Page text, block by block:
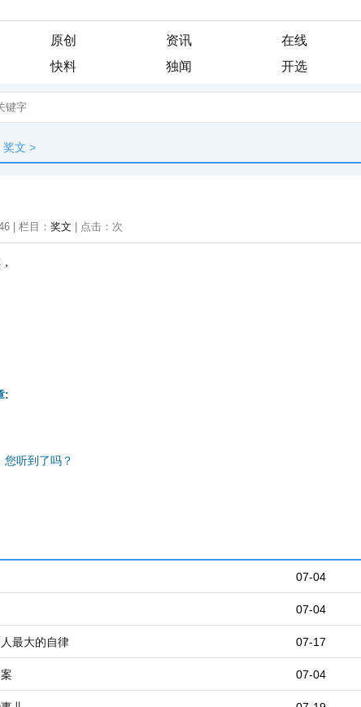
原创 资讯
在线
快料 独闻 开选
奖文 >
| 栏目： 奖文 | 点击： 次
:
您听到了吗？
07-04
07-04
07-17
最大的自律
07-04